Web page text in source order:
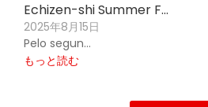
Echizen-shi Summer F…
2025年8月15日
Pelo segun…
もっと読む